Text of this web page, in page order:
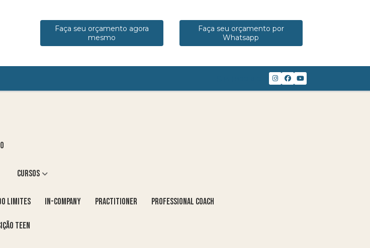
Faça seu orçamento agora
mesmo
Faça seu orçamento por
Whatsapp
Cursos
LIMITES In-Company PRACTITIONER PROFESSIONAL COACH
TEEN